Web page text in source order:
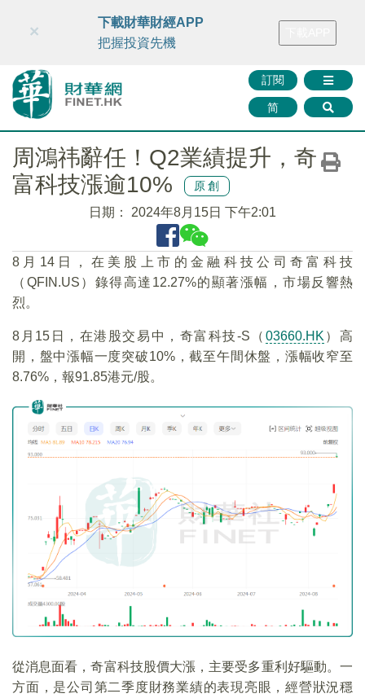
財華智庫網 FINTV FINMETA 財華證券 媒體矩陣
訂閱
简
×
下載財華財經APP
把握投資先機
周鴻祎辭任！Q2業績提升，奇
富科技漲逾10%
原創
日期： 2024年8月15日 下午2:01
8月14日，在美股上市的金融科技公司奇富科技
（QFIN.US）錄得高達12.27%的顯著漲幅，市場反響熱
烈。
8月15日，在港股交易中，奇富科技-S（ 03660.HK ）高
開，盤中漲幅一度突破10%，截至午間休盤，漲幅收窄至
8.76%，報91.85港元/股。
從消息面看，奇富科技股價大漲，主要受多重利好驅動。一
方面，是公司第二季度財務業績的表現亮眼，經營狀況穩